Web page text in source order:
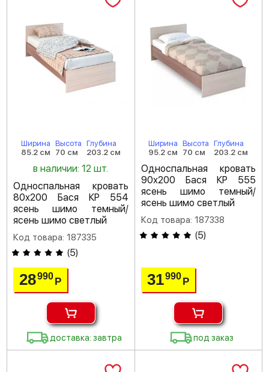
Ширина
85.2 см
Высота
70 см
Глубина
203.2 см
в наличии: 12 шт.
Односпальная кровать
80х200 Бася КР 554
ясень шимо темный/
ясень шимо светлый
Код товара: 187335
(5)
28990Р
доставка: завтра
Ширина
95.2 см
Высота
70 см
Глубина
203.2 см
Односпальная кровать
90х200 Бася КР 555
ясень шимо темный/
ясень шимо светлый
Код товара: 187338
(5)
31990 Р
под заказ